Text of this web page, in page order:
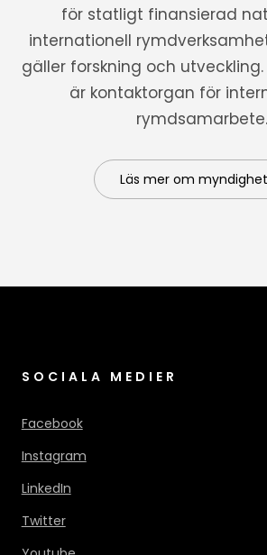
för statligt finansierad
internationell
gäller forskning och
är kontaktorgan för
rymdsamarbete.
Läs mer om
SOCIALA MEDIER
Facebook
Instagram
LinkedIn
Twitter